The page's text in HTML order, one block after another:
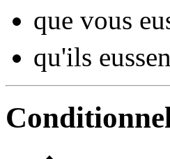
que vous
qu'ils